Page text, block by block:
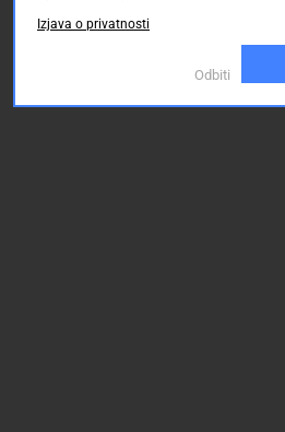
Izjava o privatnosti
Odbiti